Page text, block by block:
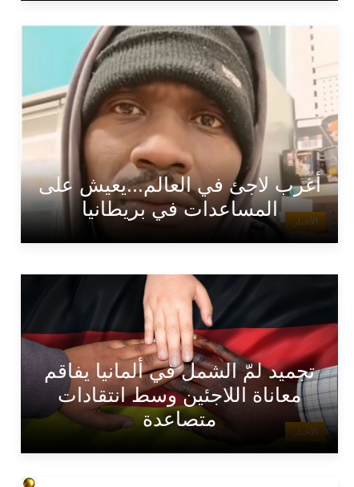
الأخبار
أغرب لاجئ في العالم...يعيش على
المساعدات في بريطانيا
الأخبار
تجميد لمّ الشمل في ألمانيا يفاقم
معاناة اللاجئين وسط انتقادات
متصاعدة